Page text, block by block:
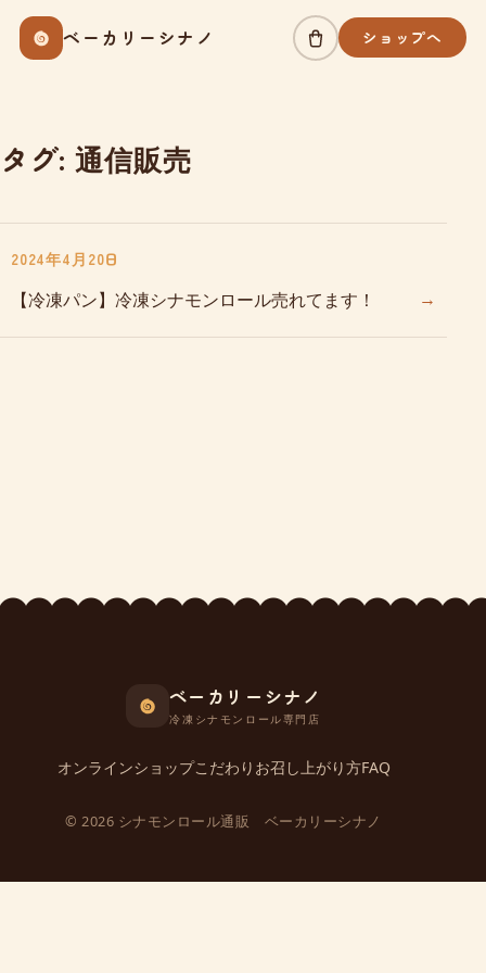
Skip
ベーカリーシナノ ショップへ
タグ:通信販売
2024年4月20日
【冷凍パン】冷凍シナモンロール売れてます！ →
ベーカリーシナノ
冷凍シナモンロール専門店
オンラインショップこだわり お召し上がり方FAQ
© 2026 シナモンロール通販 ベーカリーシナノ